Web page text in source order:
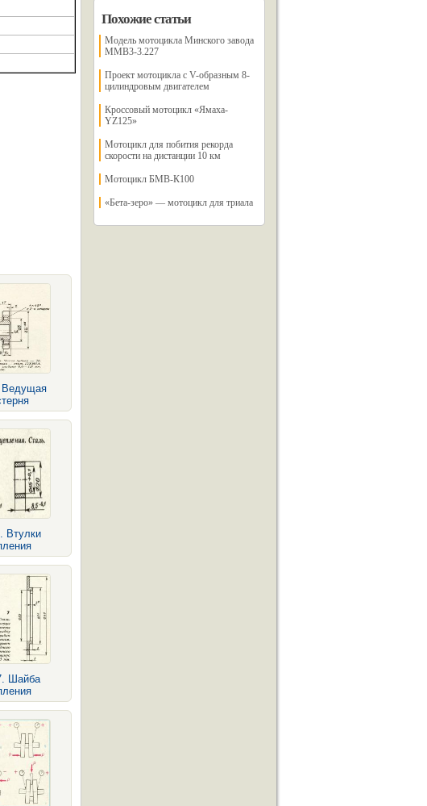
Ведущая
Втулки
Шайба
Похожие статьи
Модель мотоцикла Минского завода
MMB3-3.227
Проект мотоцикла с V-образным 8-
цилиндровым двигателем
Кроссовый мотоцикл «Ямаха-
YZ125»
Мотоцикл для побития рекорда
скорости на дистанции 10 км
Мотоцикл БМВ-К100
«Бета-зеро» — мотоцикл для триала